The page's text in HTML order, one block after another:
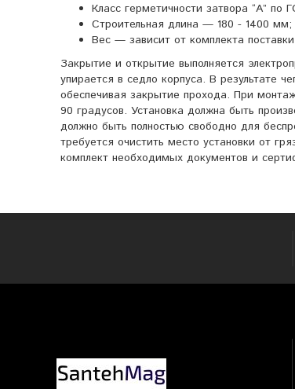
Класс герметичности затвора “А” по
Строительная длина — 180 - 1400 мм;
Вес — зависит от комплекта
Закрытие и открытие выполняется
упирается в седло корпуса. В результате
обеспечивая закрытие прохода. При
90 градусов. Установка должна быть
должно быть полностью свободно для
требуется очистить место установки от
комплект необходимых документов и